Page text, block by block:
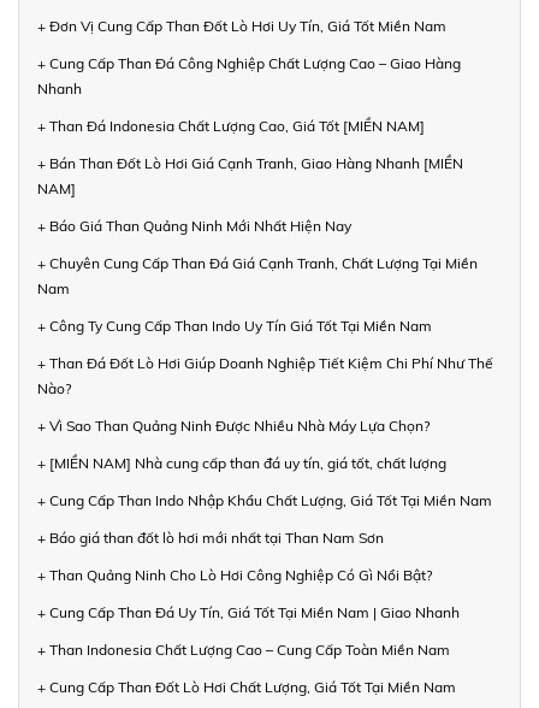
+ Đơn Vị Cung Cấp Than Đốt Lò Hơi Uy Tín, Giá Tốt Miền Nam
+ Cung Cấp Than Đá Công Nghiệp Chất Lượng Cao – Giao Hàng
Nhanh
+ Than Đá Indonesia Chất Lượng Cao, Giá Tốt [MIỀN NAM]
+ Bán Than Đốt Lò Hơi Giá Cạnh Tranh, Giao Hàng Nhanh [MIỀN
NAM]
+ Báo Giá Than Quảng Ninh Mới Nhất Hiện Nay
+ Chuyên Cung Cấp Than Đá Giá Cạnh Tranh, Chất Lượng Tại Miền
Nam
+ Công Ty Cung Cấp Than Indo Uy Tín Giá Tốt Tại Miền Nam
+ Than Đá Đốt Lò Hơi Giúp Doanh Nghiệp Tiết Kiệm Chi Phí Như Thế
Nào?
+ Vì Sao Than Quảng Ninh Được Nhiều Nhà Máy Lựa Chọn?
+ [MIỀN NAM] Nhà cung cấp than đá uy tín, giá tốt, chất lượng
+ Cung Cấp Than Indo Nhập Khẩu Chất Lượng, Giá Tốt Tại Miền Nam
+ Báo giá than đốt lò hơi mới nhất tại Than Nam Sơn
+ Than Quảng Ninh Cho Lò Hơi Công Nghiệp Có Gì Nổi Bật?
+ Cung Cấp Than Đá Uy Tín, Giá Tốt Tại Miền Nam | Giao Nhanh
+ Than Indonesia Chất Lượng Cao – Cung Cấp Toàn Miền Nam
+ Cung Cấp Than Đốt Lò Hơi Chất Lượng, Giá Tốt Tại Miền Nam